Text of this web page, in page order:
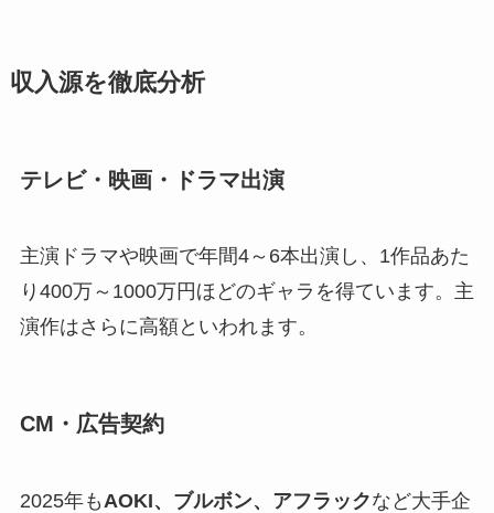
収入源を徹底分析
テレビ・映画・ドラマ出演
主演ドラマや映画で年間4～6本出演し、1作品あた
り400万～1000万円ほどのギャラを得ています。主
演作はさらに高額といわれます。
CM・広告契約
2025年も AOKI、ブルボン、アフラックなど大手企